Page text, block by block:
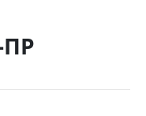
ПР